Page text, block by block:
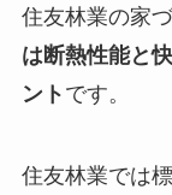
住友林業の家
は断熱性能と
ント です。
住友林業では